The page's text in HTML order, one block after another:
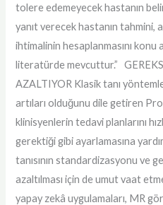
tolere edemeyecek hastanın
yanıt verecek hastanın tahmini,
ihtimalinin hesaplanmasını konu
literatürde mevcuttur.”
AZALTIYOR Klasik tanı
artıları olduğunu dile getiren
klinisyenlerin tedavi planlarını
gerektiği gibi ayarlamasına
tanısının standardizasyonu ve
azaltılması için de umut vaat
yapay zekâ uygulamaları, MR